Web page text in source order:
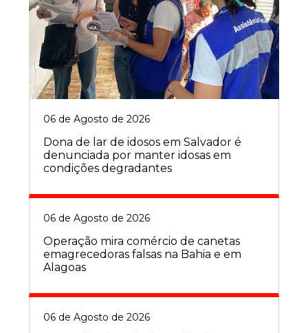
06 de Agosto de 2026
Dona de lar de idosos em Salvador é
denunciada por manter idosas em
condições degradantes
06 de Agosto de 2026
Operação mira comércio de canetas
emagrecedoras falsas na Bahia e em
Alagoas
06 de Agosto de 2026